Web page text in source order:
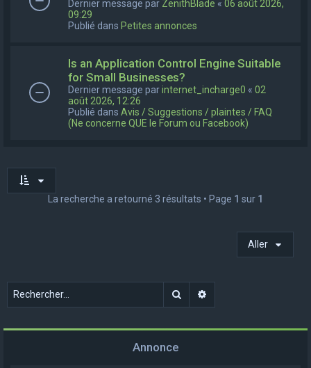
Dernier message par ZenithBlade « 06 août 2026,
09:29
Publié dans Petites annonces
Is an Application Control Engine Suitable
for Small Businesses?
Dernier message parinternet_incharge0 « 02
août 2026, 12:26
Publié dans Avis / Suggestions / plaintes / FAQ
(Ne concerne QUE le Forum ou Facebook)
La recherche a retourné 3 résultats • Page 1 sur 1
Aller
Rechercher
Annonce